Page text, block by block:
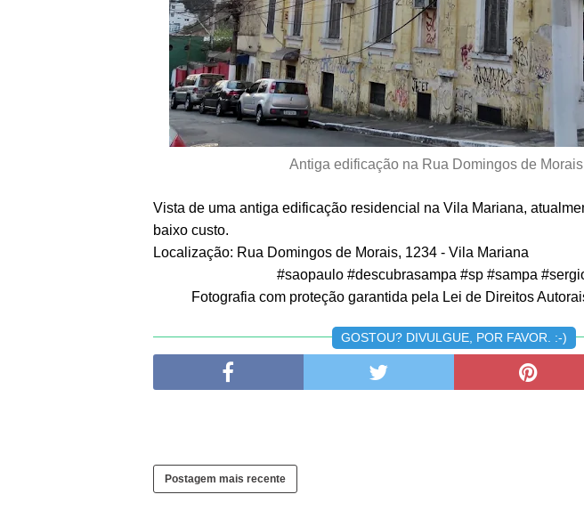
Antiga edificação na Rua Domingos de
Vista de uma antiga edificação residencial na Vila Mariana,
baixo custo.
Localização: Rua Domingos de Morais, 1234 - Vila Mariana
#saopaulo #descubrasampa #sp #sampa
Fotografia com proteção garantida pela Lei de Direitos
GOSTOU? DIVULGUE, POR FAVOR. :-)
Postagem mais recente